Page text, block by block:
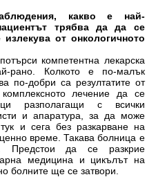
какво е най-
трябва да да се
от онкологичното
компетентна лекарска
рано. Колкото е по-малък
по-добри са резултатите от
лечение да се
разполагащи с всички
и апаратура, за да може
и сега без разкарване на
време. Такава болница е
Предстои да се разкрие
медицина и цикълът на
болните ще се затвори.